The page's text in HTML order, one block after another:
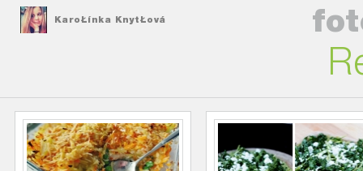
KaroŁínka KnytŁová